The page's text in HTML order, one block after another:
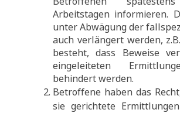
Arbeitstagen informieren.
unter Abwägung der
auch verlängert werden,
besteht, dass Beweise
eingeleiteten
behindert werden.
Betroffene haben das
sie gerichtete